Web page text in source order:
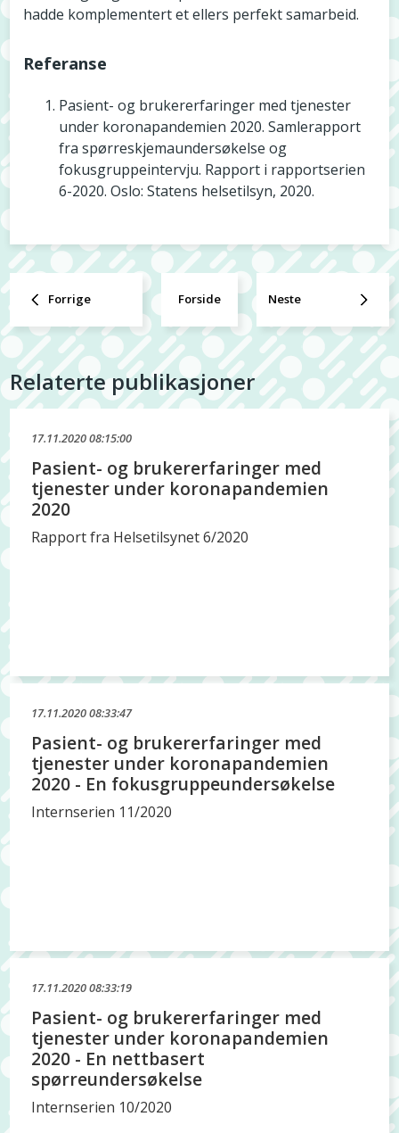
hadde komplementert et ellers perfekt samarbeid.
Referanse
Pasient- og brukererfaringer med tjenester
under koronapandemien 2020. Samlerapport
fra spørreskjemaundersøkelse og
fokusgruppeintervju. Rapport i rapportserien
6-2020. Oslo: Statens helsetilsyn, 2020.
Forrige Forside Neste
Relaterte publikasjoner
17.11.2020 08:15:00
Pasient- og brukererfaringer med
tjenester under koronapandemien
2020
Rapport fra Helsetilsynet 6/2020
17.11.2020 08:33:47
Pasient- og brukererfaringer med
tjenester under koronapandemien
2020 - En fokusgruppeundersøkelse
Internserien 11/2020
17.11.2020 08:33:19
Pasient- og brukererfaringer med
tjenester under koronapandemien
2020 - En nettbasert
spørreundersøkelse
Internserien 10/2020